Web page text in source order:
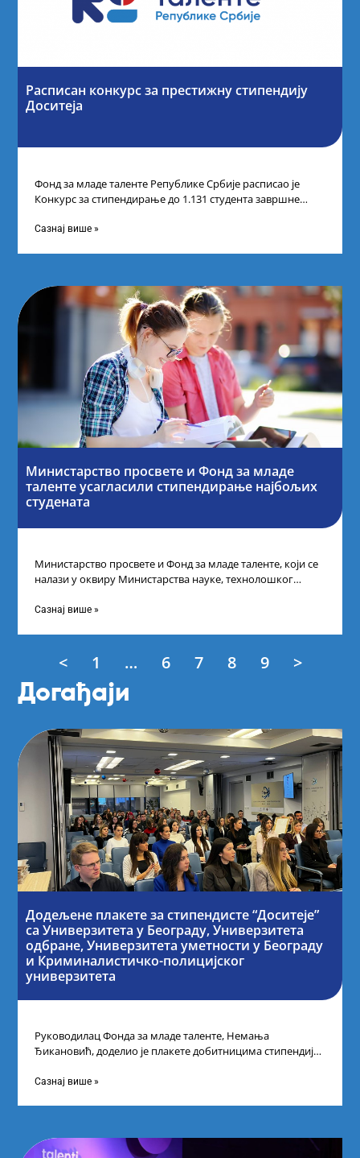
Расписан конкурс за престижну стипендију
Доситеја
Фонд за младе таленте Републике Србије расписао је
Конкурс за стипендирање до 1.131 студента завршне
Сазнај више »
Министарство просвете и Фонд за младе
таленте усагласили стипендирање најбољих
студената
Министарство просвете и Фонд за младе таленте, који се
налази у оквиру Министарства науке, технолошког
Сазнај више »
< 1 … 6 7 8 9 >
Догађаји
Додељене плакете за стипендисте “Доситеје”
са Универзитета у Београду, Универзитета
одбране, Универзитета уметности у Београду
и Криминалистичко-полицијског
универзитета
Руководилац Фонда за младе таленте, Немања
Ђикановић, доделио је плакете добитницима стипендије
технолошком парку
Сазнај више »